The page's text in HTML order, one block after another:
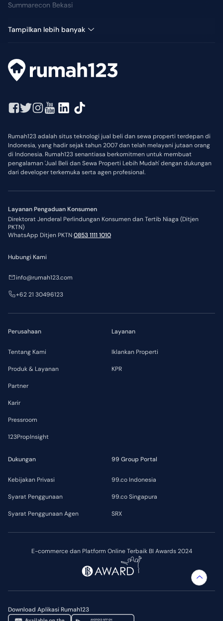
Summarecon Bekasi
Tampilkan lebih banyak
Rumah123 adalah situs teknologi jual beli dan sewa properti terdepan di
Indonesia, yang hadir sejak tahun 2007 dan telah melayani jutaan orang
di Indonesia. Rumah123 senantiasa berkomitmen untuk membuat
pengalaman 'Jual Beli dan Sewa Properti Lebih Mudah' dengan dukungan
dari developer terkemuka serta agen profesional.
Layanan Pengaduan Konsumen
Direktorat Jenderal Perlindungan Konsumen dan Tertib Niaga (Ditjen
PKTN)
WhatsApp Ditjen PKTN0853 1111 1010
E-commerce dan Platform Online Terbaik BI Awards 2024
Download Aplikasi Rumah123
Perusahaan
Tentang Kami
Produk & Layanan
Partner
Karir
Pressroom
123PropInsight
Layanan
Iklankan Properti
KPR
Dukungan
Kebijakan Privasi
Syarat Penggunaan
Syarat Penggunaan Agen
99 Group Portal
99.co Indonesia
99.co Singapura
SRX
Hubungi Kami
info@rumah123.com
+62 21 30496123